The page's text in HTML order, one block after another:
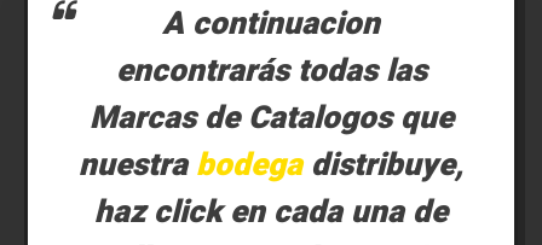
A continuacion
encontrarás todas las
Marcas de Catalogos que
nuestrabodegadistribuye,
haz click en cada una de